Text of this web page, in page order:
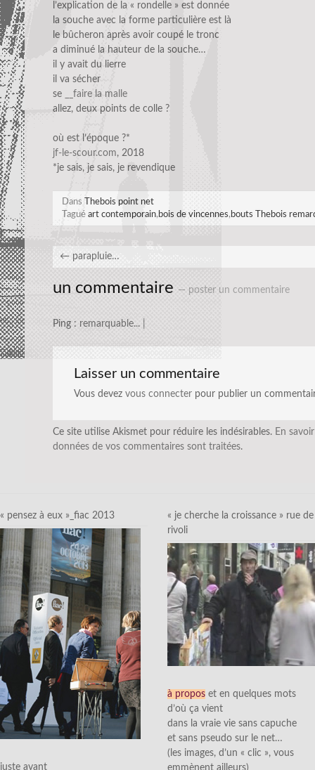
l’explication de la « rondelle » est donnée
la souche avec la forme particulière est là
le bûcheron après avoir coupé le tronc
a diminué la hauteur de la souche…
il y avait du lierre
il va sécher
se
__faire la malle
allez, deux points de colle ?
où est l’époque ?*
jf-le-scour.com, 2018
*je sais, je sais, je revendique
Dans
Thebois point net
Tagué art contemporain,bois de vincennes,bouts Thebois
← parapluie…
un commentaire — poster un commentaire
Ping : remarquable... |
Laisser un commentaire
Vous devez vous connecter pour publier un
Ce site utilise Akismet pour réduire les indésirables. En
données de vos commentaires sont traitées.
« pensez à eux »_fiac 2013
juste avant
« je cherche la croissance » rue de
rivoli
à propos et en quelques mots
d’où ça vient
dans la vraie vie sans capuche
et sans pseudo sur le net…
(les images, d’un « clic », vous
emmènent ailleurs)